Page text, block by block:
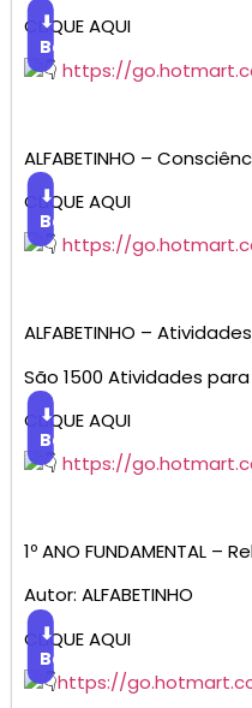
CLIQUE AQUI
⬇
Baixar
https://
ALFABETINHO –
CLIQUE AQUI
⬇
Baixar
https://
ALFABETINHO –
São 1500 Atividades
CLIQUE AQUI
⬇
Baixar
https://
1º ANO FUNDAMENTAL
Autor: ALFABETINHO
CLIQUE AQUI
⬇
Baixar
https://